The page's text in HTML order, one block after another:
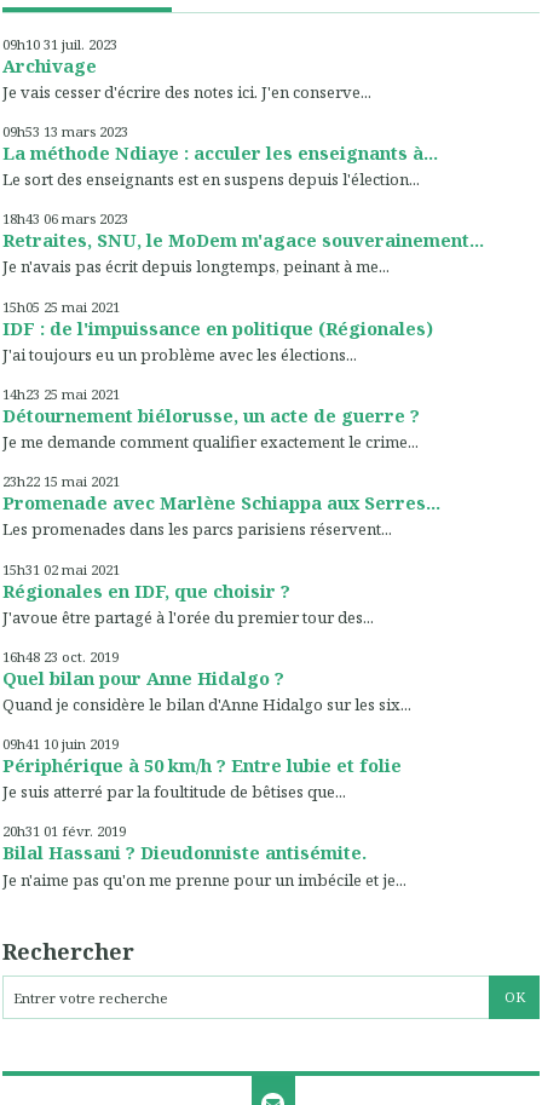
09h10 31 juil. 2023
Archivage
Je vais cesser d'écrire des notes ici. J'en conserve...
09h53 13 mars 2023
La méthode Ndiaye : acculer les enseignants à...
Le sort des enseignants est en suspens depuis l'élection...
18h43 06 mars 2023
Retraites, SNU, le MoDem m'agace souverainement...
Je n'avais pas écrit depuis longtemps, peinant à me...
15h05 25 mai 2021
IDF : de l'impuissance en politique (Régionales)
J'ai toujours eu un problème avec les élections...
14h23 25 mai 2021
Détournement biélorusse, un acte de guerre ?
Je me demande comment qualifier exactement le crime...
23h22 15 mai 2021
Promenade avec Marlène Schiappa aux Serres...
Les promenades dans les parcs parisiens réservent...
15h31 02 mai 2021
Régionales en IDF, que choisir ?
J'avoue être partagé à l'orée du premier tour des...
16h48 23 oct. 2019
Quel bilan pour Anne Hidalgo ?
Quand je considère le bilan d'Anne Hidalgo sur les six...
09h41 10 juin 2019
Périphérique à 50 km/h ? Entre lubie et folie
Je suis atterré par la foultitude de bêtises que...
20h31 01 févr. 2019
Bilal Hassani ? Dieudonniste antisémite.
Je n'aime pas qu'on me prenne pour un imbécile et je...
Rechercher